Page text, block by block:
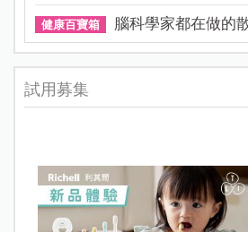
健康百寶箱 腦科學家都在做的
試用募集